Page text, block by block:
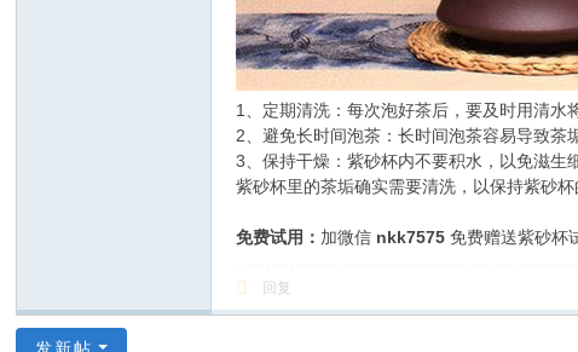
1、定期清洗：每次泡好茶后，要及时用清水
2、避免长时间泡茶：长时间泡茶容易导致茶
3、保持干燥：紫砂杯内不要积水，以免滋生
紫砂杯里的茶垢确实需要清洗，以保持紫砂
免费试用： 加微信 nkk7575免费赠送紫砂杯
回复